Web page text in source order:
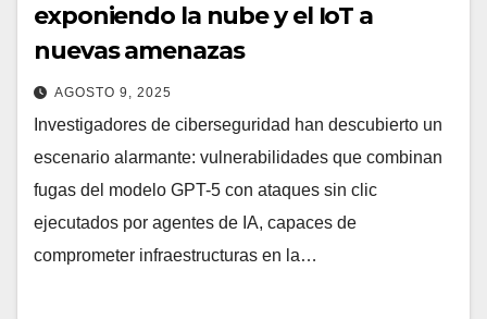
exponiendo la nube y el IoT a
nuevas amenazas
AGOSTO 9, 2025
Investigadores de ciberseguridad han descubierto un
escenario alarmante: vulnerabilidades que combinan
fugas del modelo GPT-5 con ataques sin clic
ejecutados por agentes de IA, capaces de
comprometer infraestructuras en la…